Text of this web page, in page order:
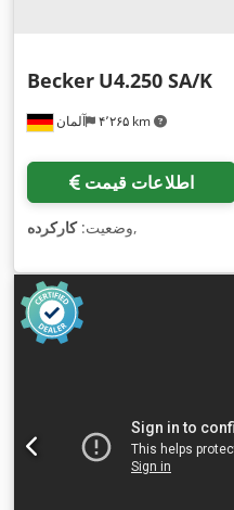
آلمان ۴٬۲۶۵ km
Becker U4.250 SA/K
اطلاعات قیمت
وضعیت:کارکرده ,